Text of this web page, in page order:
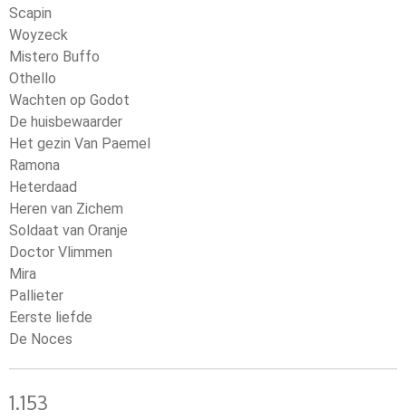
Scapin
Woyzeck
Mistero Buffo
Othello
Wachten op Godot
De huisbewaarder
Het gezin Van Paemel
Ramona
Heterdaad
Heren van Zichem
Soldaat van Oranje
Doctor Vlimmen
Mira
Pallieter
Eerste liefde
De Noces
1.153